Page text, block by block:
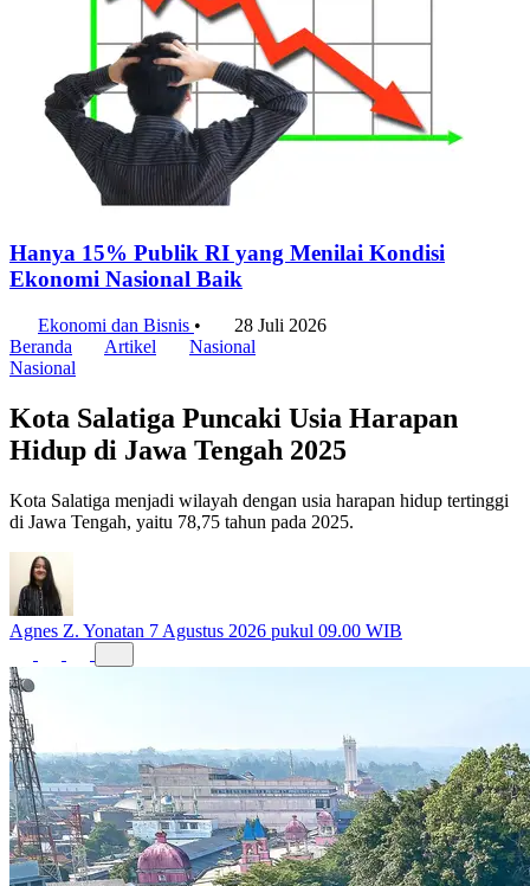
Hanya 15% Publik RI yang Menilai Kondisi
Ekonomi Nasional Baik
Ekonomi dan Bisnis •
28 Juli 2026
Beranda
Artikel
Nasional
Nasional
Kota Salatiga Puncaki Usia Harapan
Hidup di Jawa Tengah 2025
Kota Salatiga menjadi wilayah dengan usia harapan hidup tertinggi
di Jawa Tengah, yaitu 78,75 tahun pada 2025.
Agnes Z. Yonatan 7 Agustus 2026 pukul 09.00 WIB